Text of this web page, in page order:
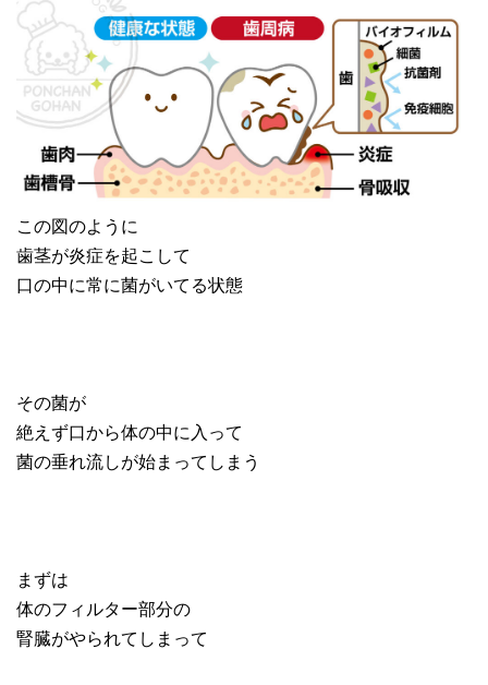
この図のように
歯茎が炎症を起こして
口の中に常に菌がいてる状態
その菌が
絶えず口から体の中に入って
菌の垂れ流しが始まってしまう
まずは
体のフィルター部分の
腎臓がやられてしまって